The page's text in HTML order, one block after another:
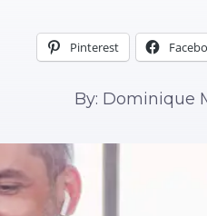
Pinterest
By: Dominique